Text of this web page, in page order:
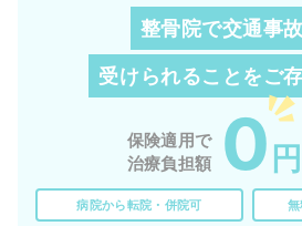
整骨院で交通事
受けられることをご
保険適用で
治療負担額
0 円
病院から転院・併院可